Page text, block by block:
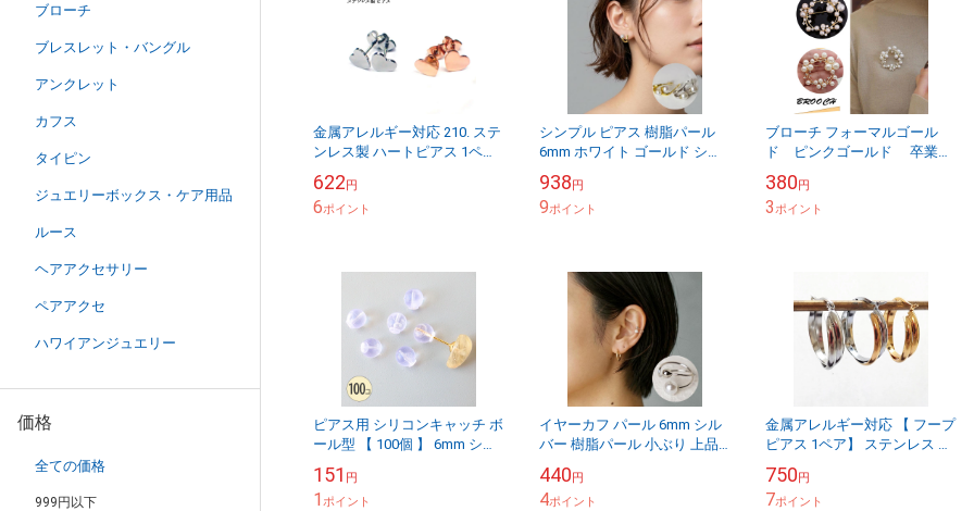
ブローチ
ブレスレット・バングル
アンクレット
カフス
タイピン
ジュエリーボックス・ケア用品
ルース
ヘアアクセサリー
ペアアクセ
ハワイアンジュエリー
価格
全ての価格
999円以下
金属アレルギー対応 210. ステ
ンレス製 ハートピアス 1ペア
プル ステンレス シルバー ピ
ンクゴ...
622円
6ポイント
シンプル ピアス 樹脂パール
6mm ホワイト ゴールド シル
938円
9ポイント
ブローチ フォーマルゴール
ド ピンクゴールド 卒業式
ーツ パール 花 コサージュ
380円
3ポイント
ピアス用 シリコンキャッチ ボ
ール型 【 100個 】 6mm シリ
非貫通 球形 丸型 クリアー ...
151 円
1ポイント
イヤーカフ パール 6mm シル
バー 樹脂パール 小ぶり 上品
アクセー【a-e328】
440円
4ポイント
金属アレルギー対応 【 フープ
ピアス 1ペア】 ステンレス ピ
カラー 国内発送
750円
7ポイント